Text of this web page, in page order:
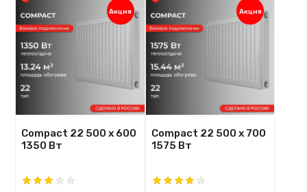
Акция
Compact 22 500 х 600
1350 Вт
Акция
Compact 22 500 х 700
1575 Вт